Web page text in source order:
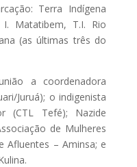
Terra Indígena
Matatibem, T.I. Rio
(as últimas três do
a coordenadora
Juruá); o indigenista
(CTL Tefé); Nazide
de Mulheres
Afluentes – Aminsa; e